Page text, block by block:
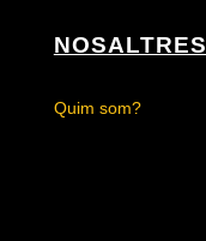
NOSALTRES
Quim som?